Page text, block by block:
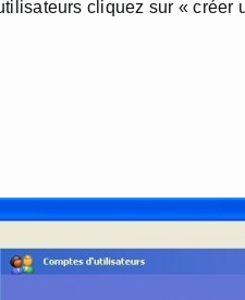
cliquez sur « créer